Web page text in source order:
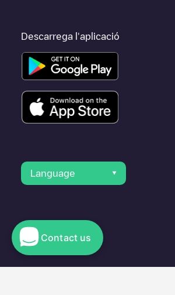
Descarrega l'aplicació
Language
© 2023 Electromaps
Contact us